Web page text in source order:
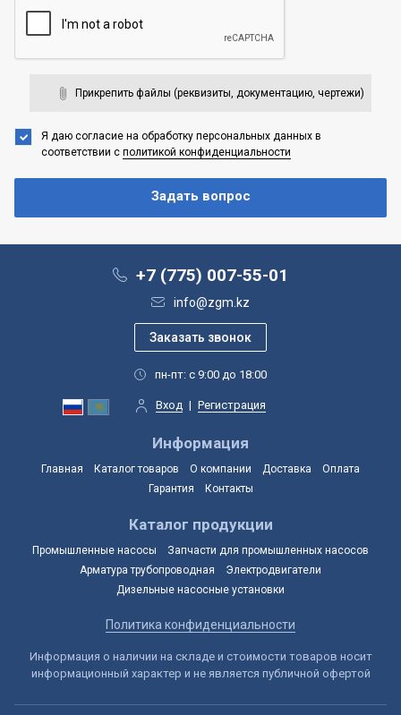
Прикрепить файлы (реквизиты, документацию, чертежи)
Я даю согласие на обработку персональных данных в
соответствии с политикой конфиденциальности
+7 (775) 007-55-01
info@zgm.kz
пн-пт: с 9:00 до 18:00
Вход | Регистрация
Информация
Главная Каталог товаров О компании Доставка
Оплата
Гарантия
Контакты
Каталог продукции
Промышленные насосы
Запчасти для промышленных насосов
Арматура трубопроводная
Электродвигатели
Дизельные насосные установки
Политика конфиденциальности
Информация о наличии на складе и стоимости товаров носит
информационный характер и не является публичной офертой